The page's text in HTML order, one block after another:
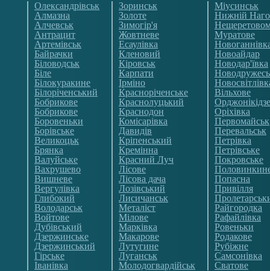
Олександрівськ
Алмазна
Алчевськ
Антрацит
Артемівськ
Байрачки
Біловодськ
Біле
Білокуракине
Білоріченський
Бобрикове
Бобрикове
Боровеньки
Борівське
Великоцьк
Брянка
Валуйське
Вахрушево
Вишневе
Вергулівка
Глибокий
Володарськ
Войтове
Дубівський
Дзержинське
Дзержинський
Гірське
Іванівка
Зоринськ
Золоте
Зимогір'я
Жовтневе
Есаулівка
Кленовий
Кіровськ
Карпати
Ірміно
Красноріченське
Краснолуцький
Краснодон
Комісарівка
Давидів
Кріпенський
Кремінна
Красний Луч
Лісове
Лісова дача
Лозівський
Лисичанськ
Металіст
Мілове
Марківка
Макарове
Лутугине
Луганськ
Молодогвардійськ
Міусинськ
Нижній
Муратове
Новоайдар
Новодар'ївка
Вільхове
Орджонікідзе
Оріхівка
Первомайськ
Перевальськ
Петрівка
Петрівське
Покровське
Попасна
Привілля
Райгородка
Рафайлівка
Ровеньки
Родакове
Рубіжне
Самсонівка
Сватове